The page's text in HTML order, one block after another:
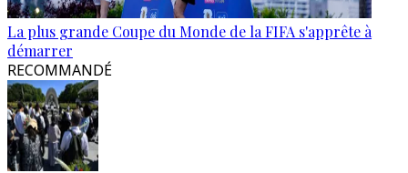
La plus grande Coupe du Monde de la FIFA s'apprête à
démarrer
RECOMMANDÉ